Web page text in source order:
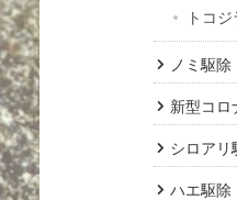
トコ
ノミ駆除
新型コロ
シロアリ
ハエ駆除